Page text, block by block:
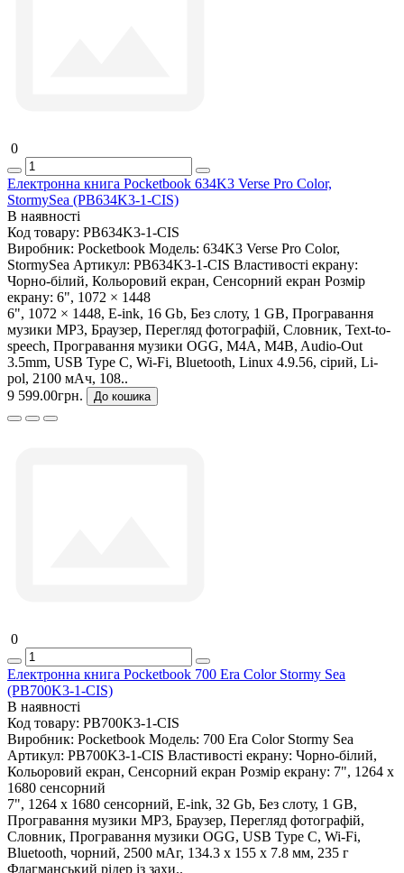
0
Електронна книга Pocketbook 634K3 Verse Pro Color,
StormySea (PB634K3-1-CIS)
В наявності
Код товару: PB634K3-1-CIS
Виробник: Pocketbook Модель: 634K3 Verse Pro Color,
StormySea Артикул: PB634K3-1-CIS Властивості екрану:
Чорно-білий, Кольоровий екран, Сенсорний екран Розмір
екрану: 6", 1072 × 1448
6", 1072 × 1448, E-ink, 16 Gb, Без слоту, 1 GB, Програвання
музики MP3, Браузер, Перегляд фотографій, Словник, Text-to-
speech, Програвання музики OGG, M4A, M4B, Audio-Out
3.5mm, USB Type C, Wi-Fi, Bluetooth, Linux 4.9.56, сірий, Li-
pol, 2100 мАч, 108..
9 599.00грн.
До кошика
0
Електронна книга Pocketbook 700 Era Color Stormy Sea
(PB700K3-1-CIS)
В наявності
Код товару: PB700K3-1-CIS
Виробник: Pocketbook Модель: 700 Era Color Stormy Sea
Артикул: PB700K3-1-CIS Властивості екрану: Чорно-білий,
Кольоровий екран, Сенсорний екран Розмір екрану: 7", 1264 x
1680 сенсорний
7", 1264 x 1680 сенсорний, E-ink, 32 Gb, Без слоту, 1 GB,
Програвання музики MP3, Браузер, Перегляд фотографій,
Словник, Програвання музики OGG, USB Type C, Wi-Fi,
Bluetooth, чорний, 2500 мАг, 134.3 x 155 x 7.8 мм, 235 г
Флагманський рідер із захи..